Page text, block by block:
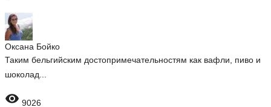
Оксана Бойко
Таким бельгийским достопримечательностям как вафли, пиво и
шоколад...
 9026